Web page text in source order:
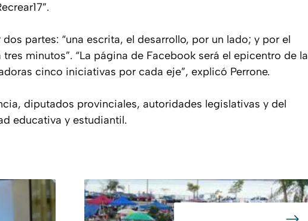
partes: “una escrita, el desarrollo, por un lado; y por el
minutos”. “La página de Facebook será el epicentro de la
cinco iniciativas por cada eje”, explicó Perrone.
diputados provinciales, autoridades legislativas y del
educativa y estudiantil.